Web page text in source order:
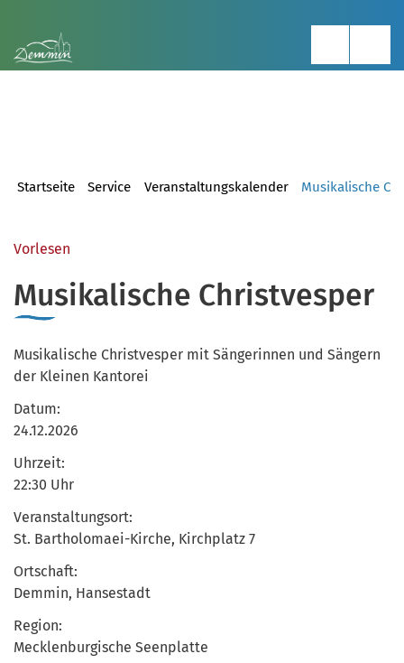
Startseite Service Veranstaltungskalender Musikalische
Vorlesen
Musikalische Christvesper
Musikalische Christvesper mit Sängerinnen und Sängern
der Kleinen Kantorei
Datum:
24.12.2026
Uhrzeit:
22:30 Uhr
Veranstaltungsort:
St. Bartholomaei-Kirche, Kirchplatz 7
Ortschaft:
Demmin, Hansestadt
Region:
Mecklenburgische Seenplatte